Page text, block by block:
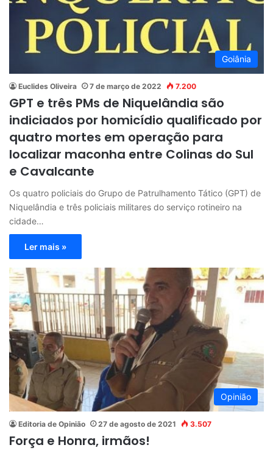
Goiânia
Euclides Oliveira 7 de março de 2022 7.200
GPT e três PMs de Niquelândia são
indiciados por homicídio qualificado por
quatro mortes em operação para
localizar maconha entre Colinas do Sul
e Cavalcante
Os quatro policiais do Grupo de Patrulhamento Tático (GPT) de
Niquelândia e três policiais militares do serviço rotineiro na
cidade…
Ler mais »
Opinião
Editoria de Opinião 27 de agosto de 2021 3.507
Força e Honra, irmãos!